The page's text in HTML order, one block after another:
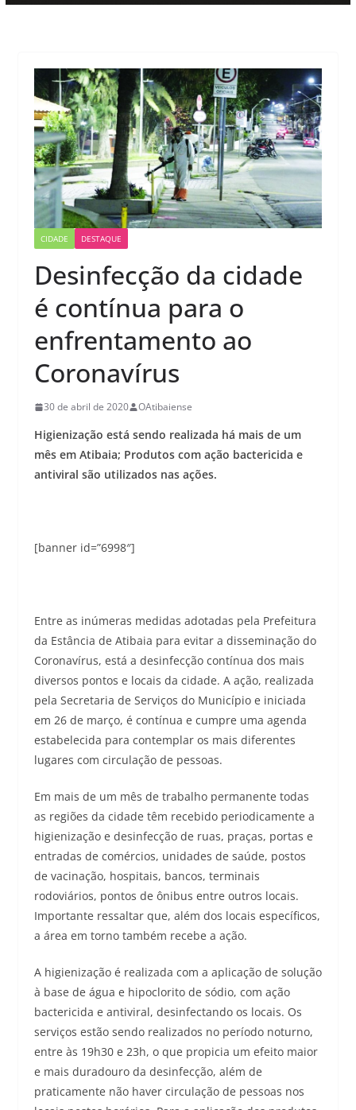
CIDADE DESTAQUE
Desinfecção da cidade
é contínua para o
enfrentamento ao
Coronavírus
30 de abril de 2020 OAtibaiense
Higienização está sendo realizada há mais de um
mês em Atibaia; Produtos com ação bactericida e
antiviral são utilizados nas ações.
[banner id=”6998″]
Entre as inúmeras medidas adotadas pela Prefeitura
da Estância de Atibaia para evitar a disseminação do
Coronavírus, está a desinfecção contínua dos mais
diversos pontos e locais da cidade. A ação, realizada
pela Secretaria de Serviços do Município e iniciada
em 26 de março, é contínua e cumpre uma agenda
estabelecida para contemplar os mais diferentes
lugares com circulação de pessoas.
Em mais de um mês de trabalho permanente todas
as regiões da cidade têm recebido periodicamente a
higienização e desinfecção de ruas, praças, portas e
entradas de comércios, unidades de saúde, postos
de vacinação, hospitais, bancos, terminais
rodoviários, pontos de ônibus entre outros locais.
Importante ressaltar que, além dos locais específicos,
a área em torno também recebe a ação.
A higienização é realizada com a aplicação de solução
à base de água e hipoclorito de sódio, com ação
bactericida e antiviral, desinfectando os locais. Os
serviços estão sendo realizados no período noturno,
entre às 19h30 e 23h, o que propicia um efeito maior
e mais duradouro da desinfecção, além de
praticamente não haver circulação de pessoas nos